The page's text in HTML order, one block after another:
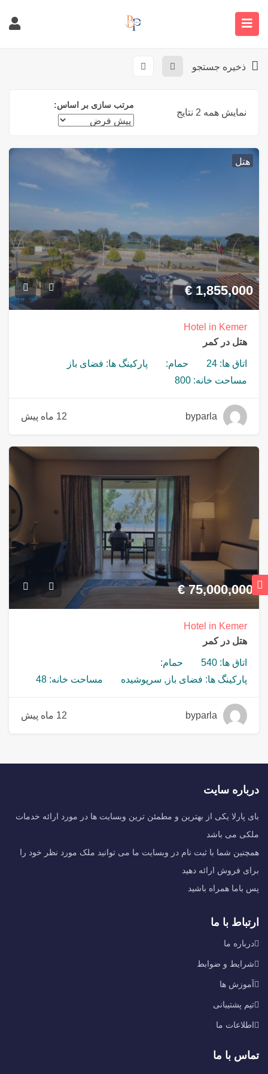
صفحه اصلی Hotel in Kemer
Hotel In Kemer
ذخیره جستجو
نمایش همه 2 نتایج
مرتب سازی بر اساس:
هتل
1,855,000
€
Hotel in Kemer
هتل در کمر
اتاق ها: 24 حمام:
پارکینگ ها: فضای باز
مساحت خانه: 800
byparla 12 ماه پیش
75,000,000
€
Hotel in Kemer
هتل در کمر
اتاق ها: 540
حمام:
پارکینگ ها: فضای باز, سرپوشیده
مساحت خانه: 48
byparla 12 ماه پیش
درباره سایت
بای پارلا یکی از بهترین و مطمئن ترین وبسایت ها در مورد ارائه خدمات
ملکی می باشد
همچنین شما با ثبت نام در وبسایت ما می توانید ملک مورد نظر خود را
برای فروش ارائه دهید
پس باما همراه باشید
ارتباط با ما
درباره ما
شرایط و ضوابط
آموزش ها
تیم پشتیبانی
اطلاعات ما
تماس با ما